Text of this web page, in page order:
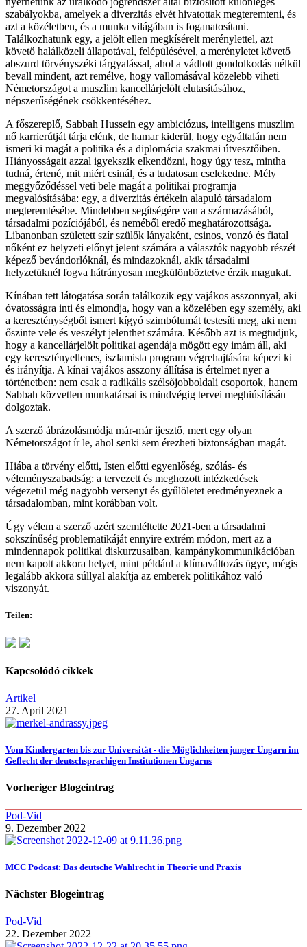
szabályokba, amelyek a diverzitás elvét hivatottak megteremteni, és
azt a közéletben, és a munka világában is foganatosítani.
Találkozhatunk egy, a jelölt ellen megkísérelt merénylettel, azt
követő halálközeli állapotával, felépülésével, a merényletet követő
abszurd törvényszéki tárgyalással, ahol a vádlott gondolkodás nélkül
bevall mindent, azt remélve, hogy vallomásával közelebb viheti
Németországot a muszlim kancellárjelölt elutasításához,
népszerűségének csökkentéséhez.
A főszereplő, Sabbah Hussein egy ambiciózus, intelligens muszlim
nő karrierútját tárja elénk, de hamar kiderül, hogy egyáltalán nem
ismeri ki magát a politika és a diplomácia szakmai útvesztőiben.
Hiányosságait azzal igyekszik elkendőzni, hogy úgy tesz, mintha
tudná, értené, mit miért csinál, és a tudatosan cselekedne. Mély
meggyőződéssel veti bele magát a politikai programja
megvalósításába: egy, a diverzitás értékein alapuló társadalom
megteremtésébe. Mindebben segítségére van a származásából,
társadalmi pozíciójából, és neméből eredő meghatározottsága.
Libanonban született szír szülők lányaként, csinos, vonzó és fiatal
nőként ez helyzeti előnyt jelent számára a választók nagyobb részét
képező bevándorlóknál, és mindazoknál, akik társadalmi
helyzetüknél fogva hátrányosan megkülönböztetve érzik magukat.
Kínában tett látogatása során találkozik egy vajákos asszonnyal, aki
óvatosságra inti és elmondja, hogy van a közelében egy személy, aki
a kereszténységből ismert kígyó szimbólumát testesíti meg, aki nem
őszinte vele és veszélyt jelenthet számára. Később azt is megtudjuk,
hogy a kancellárjelölt politikai agendája mögött egy imám áll, aki
egy keresztényellenes, iszlamista program végrehajtására képezi ki
és irányítja. A kínai vajákos asszony állítása is értelmet nyer a
történetben: nem csak a radikális szélsőjobboldali csoportok, hanem
Sabbah közvetlen munkatársai is mindvégig tervei meghiúsításán
dolgoztak.
A szerző ábrázolásmódja már-már ijesztő, mert egy olyan
Németországot ír le, ahol senki sem érezheti biztonságban magát.
Hiába a törvény előtti, Isten előtti egyenlőség, szólás- és
véleményszabadság: a tervezett és meghozott intézkedések
végezetül még nagyobb versenyt és gyűlöletet eredményeznek a
társadalomban, mint korábban volt.
Úgy vélem a szerző azért szemléltette 2021-ben a társadalmi
sokszínűség problematikáját ennyire extrém módon, mert az a
mindennapok politikai diskurzusaiban, kampánykommunikációban
nem kapott akkora helyet, mint például a klímaváltozás ügye, mégis
legalább akkora súllyal alakítja az emberek politikához való
viszonyát.
Teilen:
Kapcsolódó cikkek
Artikel
27. April 2021
Vom Kindergarten bis zur Universität - die Möglichkeiten junger Ungarn im
Geflecht der deutschsprachigen Institutionen Ungarns
Vorheriger Blogeintrag
Pod-Vid
9. Dezember 2022
MCC Podcast: Das deutsche Wahlrecht in Theorie und Praxis
Nächster Blogeintrag
Pod-Vid
22. Dezember 2022